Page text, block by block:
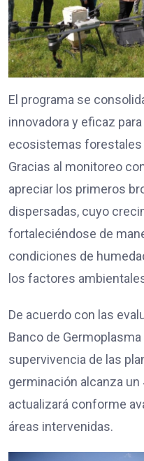
El programa se
innovadora y eficaz
ecosistemas
Gracias al monitoreo
apreciar los primeros
dispersadas, cuyo
fortaleciéndose de
condiciones de
los factores
De acuerdo con las
Banco de Germoplasma
supervivencia de las
germinación alcanza
actualizará conforme
áreas intervenidas.